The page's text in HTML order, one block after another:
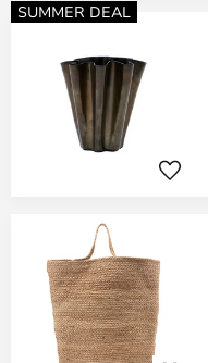
SUMMER DEAL